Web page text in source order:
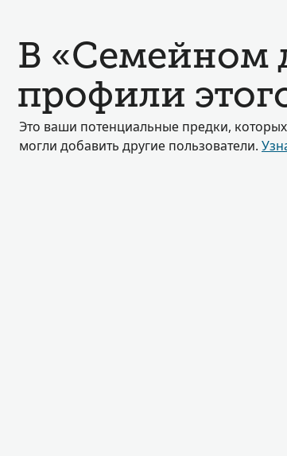
В «Семейном
профили
Это ваши потенциальные предки,
могли добавить другие пользователи.